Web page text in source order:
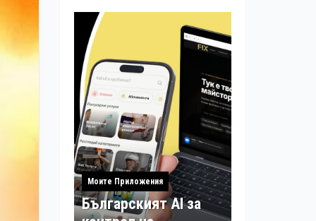
Моите Приложения
Българският AI за